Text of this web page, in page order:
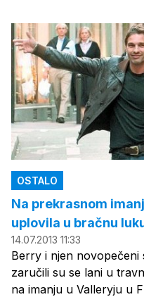
OSTALO
Na prekrasnom
uplovila u bračnu
14.07.2013 11:33
Berry i njen
zaručili su se lani u
na imanju u Valleryju u